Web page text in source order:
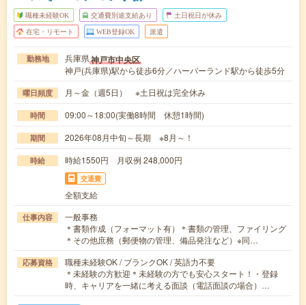
職種未経験OK 交通費別途支給あり 土日祝日が休み
在宅・リモート WEB登録OK 派遣
勤務地 兵庫県神戸市中央区
神戸(兵庫県)駅から徒歩6分／ハーバーランド駅から徒歩5分
曜日頻度 月～金（週5日） ※土日祝は完全休み
時間 09:00～18:00(実働8時間 休憩1時間)
期間 2026年08月中旬～長期 ※8月～！
時給 時給1550円 月収例 248,000円
交通費
全額支給
仕事内容
一般事務
＊書類作成（フォーマット有）＊書類の管理、ファイリング
＊その他庶務（郵便物の管理、備品発注など）※同…
応募資格
職種未経験OK / ブランクOK / 英語力不要
＊未経験の方歓迎＊未経験の方でも安心スタート！・登録
時、キャリアを一緒に考える面談（電話面談の場合）…